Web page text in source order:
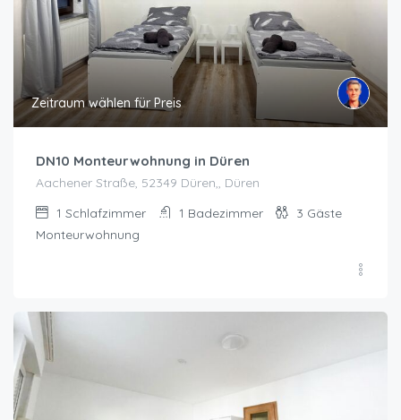
Zeitraum wählen für Preis
DN10 Monteurwohnung in Düren
Aachener Straße, 52349 Düren,, Düren
1 Schlafzimmer 1 Badezimmer 3 Gäste
Monteurwohnung